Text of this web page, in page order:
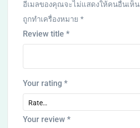
อีเมลของคุณจะไม่แสดงให้คนอื่นเห็น
ถูกทำเครื่องหมาย *
Review title *
Your rating *
Your review *